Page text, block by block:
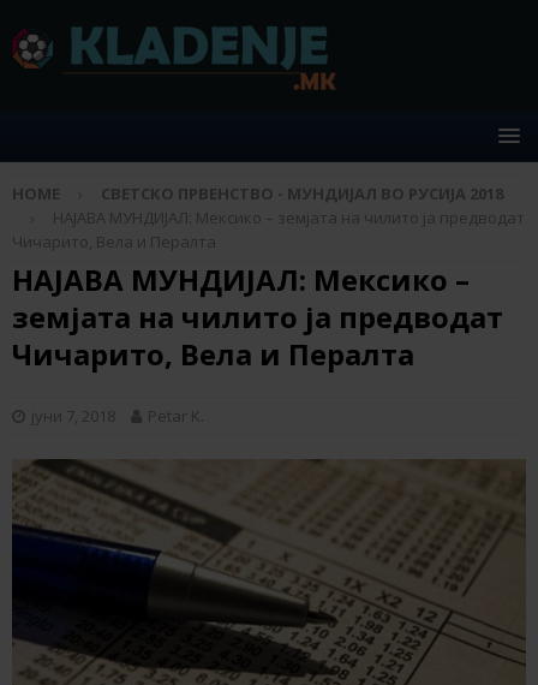
HOME
СВЕТСКО ПРВЕНСТВО - МУНДИЈАЛ ВО РУСИЈА 2018
НАЈАВА МУНДИЈАЛ: Мексико – земјата на чилито ја предводат
Чичарито, Вела и Пералта
НАЈАВА МУНДИЈАЛ: Мексико –
земјата на чилито ја предводат
Чичарито, Вела и Пералта
јуни 7, 2018 Petar K.